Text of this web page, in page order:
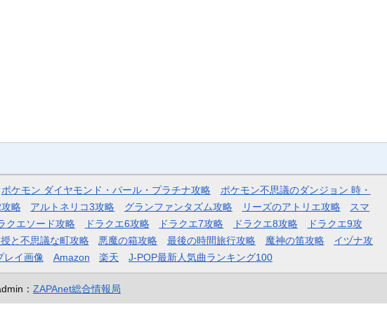
ポケモン ダイヤモンド・パール・プラチナ攻略
ポケモン不思議のダンジョン 時・
略 アルトネリコ3攻略 グランファンタズム攻略 リーズのアトリエ攻略
スマ
クエソード攻略 ドラクエ6攻略 ドラクエ7攻略 ドラクエ8攻略
ドラクエ9攻
と不思議な町攻略 悪魔の箱攻略 最後の時間旅行攻略 魔神の笛攻略
イヅナ攻
レイ画像 Amazon 楽天 J-POP最新人気曲ランキング100
： ZAPAnet総合情報局